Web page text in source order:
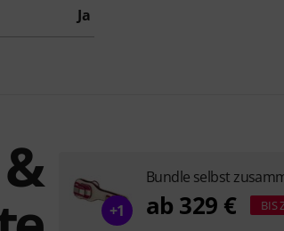
Ja
+1
Bundle selbst
ab 329 € BIS